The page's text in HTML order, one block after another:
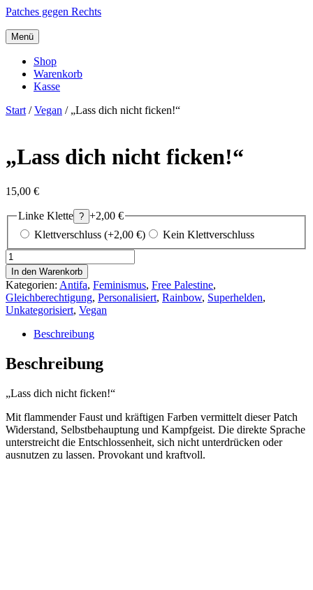
Patches gegen Rechts
Menü
Shop
Warenkorb
Kasse
Start /Vegan / „Lass dich nicht ficken!“
„Lass dich nicht ficken!“
15,00 €
Linke Klette ? +2,00 €
Klettverschluss (+2,00 €)
Kein Klettverschluss
"Lass
dich
nicht
ficken!"
Menge
In den Warenkorb
Kategorien: Antifa, Feminismus, Free Palestine,
Gleichberechtigung, Personalisiert, Rainbow, Superhelden,
Unkategorisiert, Vegan
Beschreibung
Beschreibung
„Lass dich nicht ficken!“
Mit flammender Faust und kräftigen Farben vermittelt dieser Patch
Widerstand, Selbstbehauptung und Kampfgeist. Die direkte Sprache
unterstreicht die Entschlossenheit, sich nicht unterdrücken oder
ausnutzen zu lassen. Provokant und kraftvoll.